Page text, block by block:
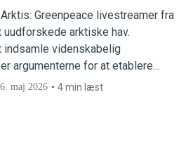
arktiske hav
Greenpeace livestreamer fra
arktiske hav.
indsamle videnskabelig
argumenterne for at etablere
og stopper alle planer om
6. maj 2026 4 min læst